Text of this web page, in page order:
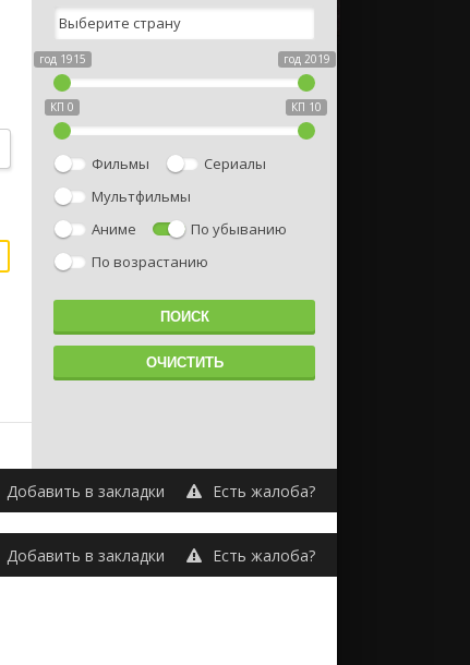
год 1915 год 2019
КП 0 КП 10
Фильмы
Сериалы
Мультфильмы
Аниме
По убыванию
По возрастанию
Добавить в закладки Есть жалоба?
Добавить в закладки Есть жалоба?